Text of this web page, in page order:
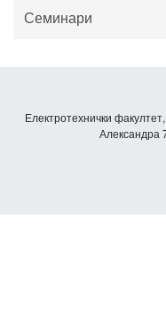
Семинари
Електротехнички
Александра